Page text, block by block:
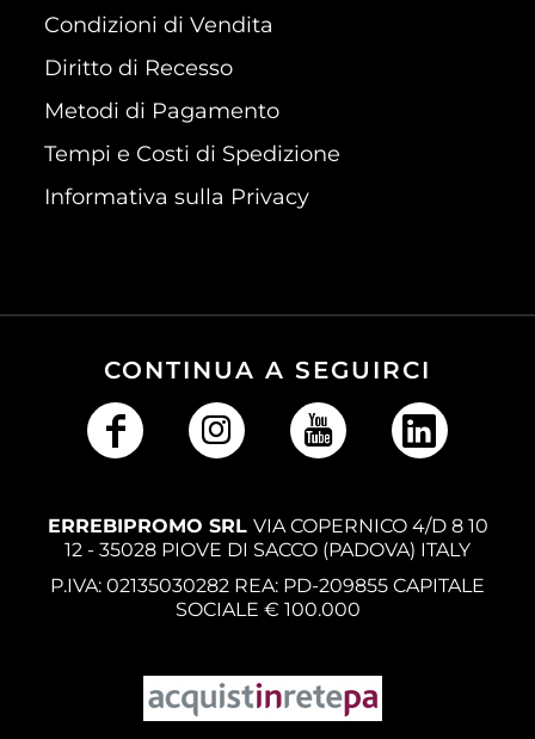
Condizioni di Vendita
Diritto di Recesso
Metodi di Pagamento
Tempi e Costi di Spedizione
Informativa sulla Privacy
CONTINUA A SEGUIRCI
ERREBIPROMO SRL VIA COPERNICO 4/D 8 10
12 - 35028 PIOVE DI SACCO (PADOVA) ITALY
P.IVA: 02135030282 REA: PD-209855 CAPITALE
SOCIALE € 100.000